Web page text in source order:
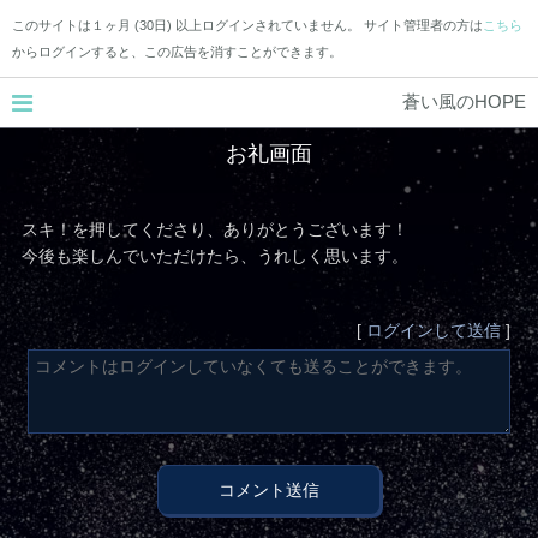
このサイトは１ヶ月 (30日) 以上ログインされていません。 サイト管理者の方は こちら
からログインすると、この広告を消すことができます。
蒼い風のHOPE
お礼画面
スキ！を押してくださり、ありがとうございます！
今後も楽しんでいただけたら、うれしく思います。
[ ログインして送信]
コメント送信